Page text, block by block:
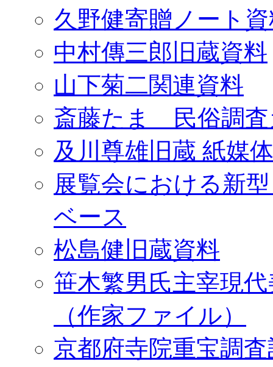
久野健寄贈ノート
中村傳三郎旧蔵資料
山下菊二関連資料
斎藤たま 民俗調査
及川尊雄旧蔵 紙媒
展覧会における新
ベース
松島健旧蔵資料
笹木繁男氏主宰現
（作家ファイル）
京都府寺院重宝調